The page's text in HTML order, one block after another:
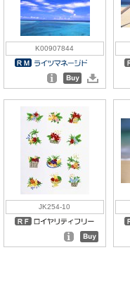
K00907844
JK254-10